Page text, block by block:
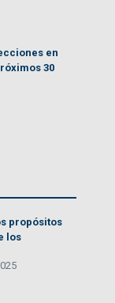
en
30
propósitos
los